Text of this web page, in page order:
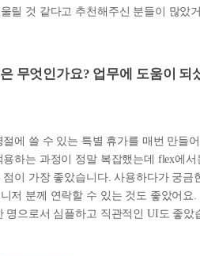
릴 것 같다고 추천해주신 분들이 많았
무엇인가요? 업무에 도움이 되
에 쓸 수 있는 특별 휴가를 매번 만들어
하는 과정이 정말 복잡했는데 flex에서
이 가장 좋았습니다. 사용하다가 궁금
저 분께 연락할 수 있는 것도 좋았어요.
명으로서 심플하고 직관적인 UI도 좋았